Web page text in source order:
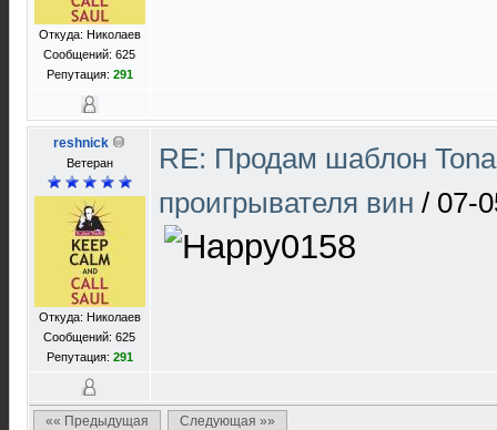
Откуда: Николаев
Сообщений: 625
Репутация: 291
reshnick
Ветеран
Откуда: Николаев
Сообщений: 625
Репутация: 291
RE: Продам шаблон
проигрывателя вин / 07-
«« Предыдущая Следующая »»